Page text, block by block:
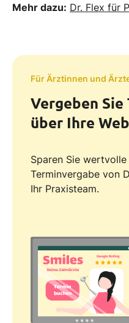
Mehr dazu: Dr. Flex für
Für Ärztinnen und
Vergeben
über Ihre
Sparen Sie
Terminvergabe von
Ihr Praxisteam.